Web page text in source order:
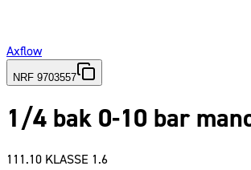
Axflow
NRF 9703557
1/4 bak 0-10 bar
111.10 KLASSE 1.6